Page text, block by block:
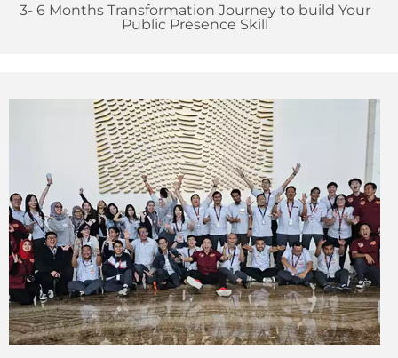
3- 6 Months Transformation Journey to build Your
Public Presence Skill